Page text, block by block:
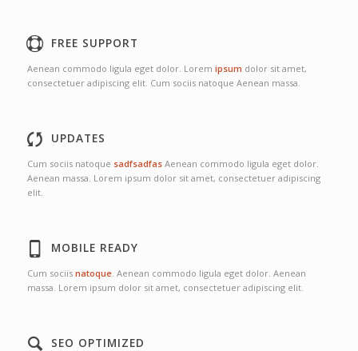
FREE SUPPORT
Aenean commodo ligula eget dolor. Lorem ipsum dolor sit amet,
consectetuer adipiscing elit. Cum sociis natoque Aenean massa.
UPDATES
Cum sociis natoque sadfsadfas Aenean commodo ligula eget dolor.
Aenean massa. Lorem ipsum dolor sit amet, consectetuer adipiscing
elit.
MOBILE READY
Cum sociis natoque. Aenean commodo ligula eget dolor. Aenean
massa. Lorem ipsum dolor sit amet, consectetuer adipiscing elit.
SEO OPTIMIZED